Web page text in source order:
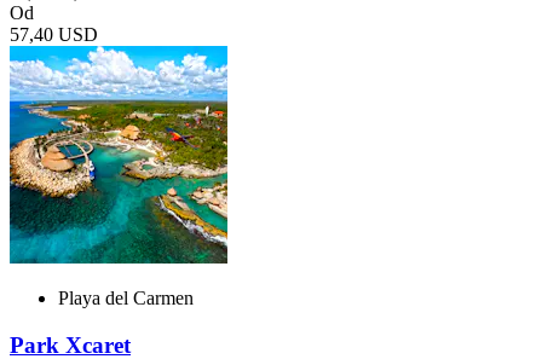
Od
57,40 USD
Playa del Carmen
Park Xcaret